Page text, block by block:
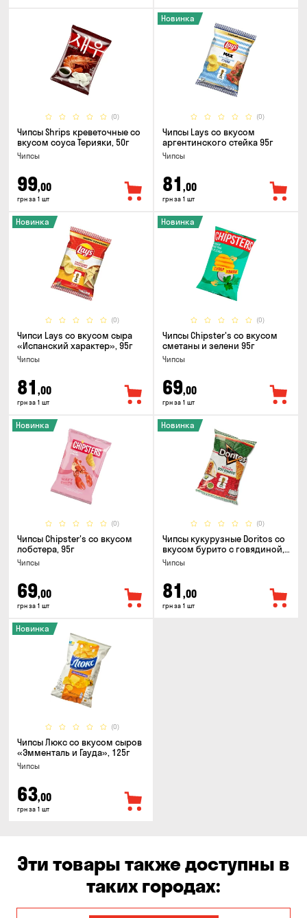
(0)
Чипсы Shrips креветочные со
вкусом соуса Терияки, 50г
Чипсы
99,00
грн за 1 шт
(0)
Новинка
Чипсы Lays со вкусом
аргентинского стейка 95г
Чипсы
81 ,00
грн за 1 шт
(0)
Новинка
Чипси Lays со вкусом сыра
«Испанский характер», 95г
Чипсы
81 ,00
грн за 1 шт
(0)
Новинка
Чипсы Chipster's со вкусом
сметаны и зелени 95г
Чипсы
69,00
грн за 1 шт
(0)
Новинка
Чипсы Chipster's со вкусом
лобстера, 95г
Чипсы
69,00
грн за 1 шт
(0)
Новинка
Чипсы кукурузные Doritos со
вкусом бурито с говядиной,
90г
Чипсы
81 ,00
грн за 1 шт
(0)
Новинка
Чипсы Люкс со вкусом сыров
«Эмменталь и Гауда», 125г
Чипсы
63,00
грн за 1 шт
Эти товары также доступны в
таких городах: